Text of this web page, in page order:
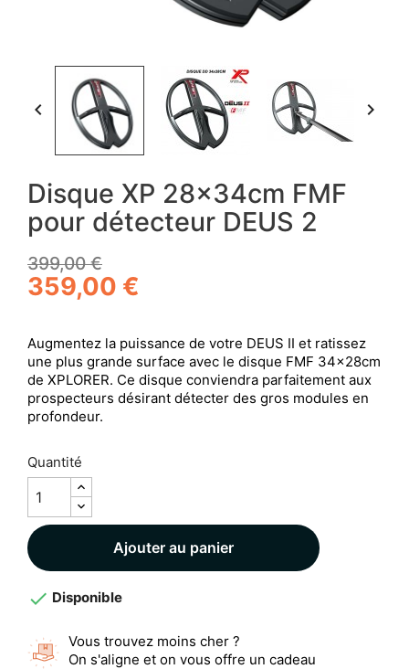
 
Disque XP 28x34cm FMF
pour détecteur DEUS 2
399,00 €
359,00 €
Augmentez la puissance de votre DEUS II et ratissez
une plus grande surface avec le disque FMF 34x28cm
de XPLORER. Ce disque conviendra parfaitement aux
prospecteurs désirant détecter des gros modules en
profondeur.
Quantité
Ajouter au panier
 Disponible
Vous trouvez moins cher ?
On s'aligne et on vous offre un cadeau